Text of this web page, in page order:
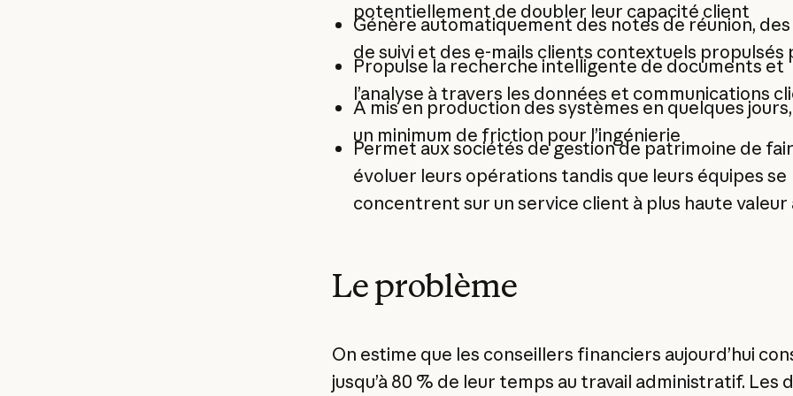
potentiellement de doubler leur capacité client
Génère automatiquement des notes de réunion,
de suivi et des e-mails clients contextuels propulsés
Propulse la recherche intelligente de documents et
l’analyse à travers les données et communications
A mis en production des systèmes en quelques
un minimum de friction pour l’ingénierie
Permet aux sociétés de gestion de patrimoine de
évoluer leurs opérations tandis que leurs équipes se
concentrent sur un service client à plus haute valeur
Le problème
On estime que les conseillers financiers aujourd’hui
jusqu’à 80 % de leur temps au travail administratif. Les